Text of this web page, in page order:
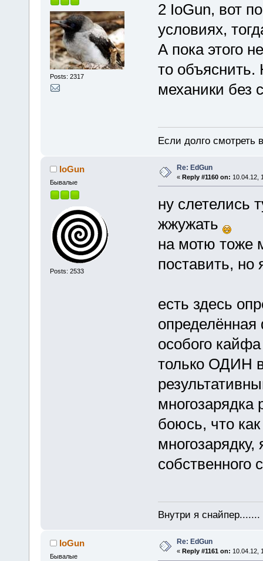
Posts: 2317
2 IoGun, вот
условиях,
А пока этого
то объяснить.
механики без
Если долго смотреть
IoGun
Бывалые
Posts: 2533
Re: EdGun
« Reply #1160 on: 10.04.12,
ну слетелись
жжужать
на мотю тоже
поставить, но
есть здесь
особого
только ОДИН
многозарядка
боюсь, что
Внутри я
IoGun
Бывалые
Re: EdGun
« Reply #1161 on: 10.04.12,